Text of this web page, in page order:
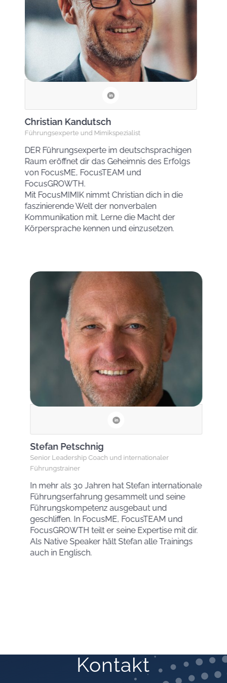
Christian Kandutsch
Führungsexperte und Mimikspezialist
DER Führungsexperte im deutschsprachigen
Raum eröffnet dir das Geheimnis des Erfolgs
von FocusME, FocusTEAM und
FocusGROWTH.
Mit FocusMIMIK nimmt Christian dich in die
faszinierende Welt der nonverbalen
Kommunikation mit. Lerne die Macht der
Körpersprache kennen und einzusetzen.
Stefan Petschnig
Senior Leadership Coach und internationaler
Führungstrainer
In mehr als 30 Jahren hat Stefan internationale
Führungserfahrung gesammelt und seine
Führungskompetenz ausgebaut und
geschliffen. In FocusME, FocusTEAM und
FocusGROWTH teilt er seine Expertise mit dir.
Als Native Speaker hält Stefan alle Trainings
auch in Englisch.
Kontakt